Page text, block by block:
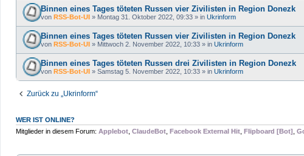
Binnen eines Tages töteten Russen vier Zivilisten in Region Donezk
von RSS-Bot-UI » Montag 31. Oktober 2022, 09:33 » in Ukrinform
Binnen eines Tages töteten Russen vier Zivilisten in Region Donezk
von RSS-Bot-UI » Mittwoch 2. November 2022, 10:33 » in Ukrinform
Binnen eines Tages töteten Russen drei Zivilisten in Region Donezk
von RSS-Bot-UI » Samstag 5. November 2022, 10:33 » in Ukrinform
Zurück zu „Ukrinform“
WER IST ONLINE?
Mitglieder in diesem Forum: Applebot ClaudeBot Facebook External Hit Flipboard [Bot]